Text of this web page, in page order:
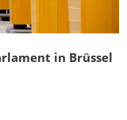
in Brüssel